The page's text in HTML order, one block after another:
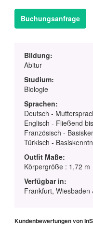
Buchungsanfrage
Bildung:
Abitur
Studium:
Biologie
Sprachen:
Deutsch -
Englisch - Fließend
Französisch -
Türkisch -
Outfit Maße:
Körpergröße : 1,72 m
Verfügbar in:
Frankfurt, Wiesbaden
Kundenbewertungen von